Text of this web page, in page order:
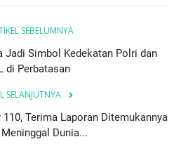
SEBELUMNYA
Jadi Simbol Kedekatan Polri dan
di Perbatasan
SELANJUTNYA
Terima Laporan Ditemukannya
Dunia...